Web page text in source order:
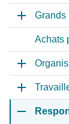
Grands
Achats